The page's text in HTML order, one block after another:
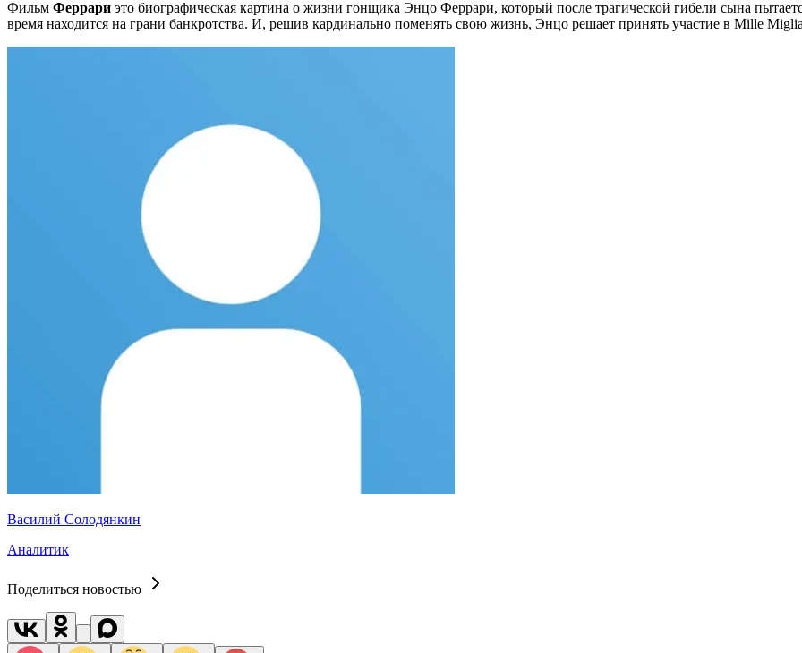
Фильм Феррари это биографическая картина о жизни гонщика Энцо Феррари, который после трагической гибели сына
время находится на грани банкротства. И, решив кардинально поменять свою жизнь, Энцо решает принять участие в Mille
Василий Солодянкин
Аналитик
Поделиться новостью